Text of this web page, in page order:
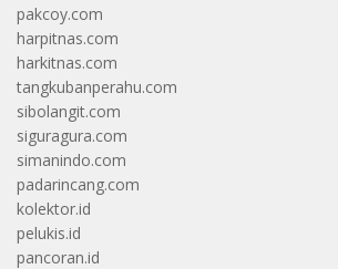
pakcoy.com
harpitnas.com
harkitnas.com
tangkubanperahu.com
sibolangit.com
siguragura.com
simanindo.com
padarincang.com
kolektor.id
pelukis.id
pancoran.id